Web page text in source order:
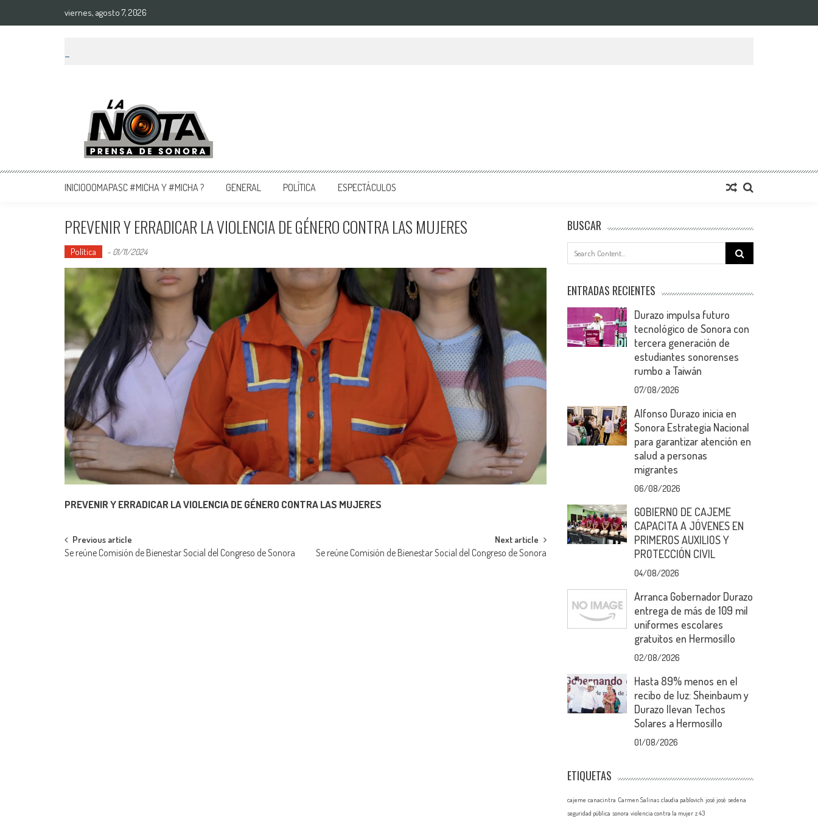
viernes, agosto 7, 2026
La Nota Prensa De Sonora
Noticias del día
INICIOOOMAPASC #MICHA Y #MICHA ? GENERAL POLÍTICA ESPECTÁCULOS
PREVENIR Y ERRADICAR LA VIOLENCIA DE GÉNERO CONTRA LAS MUJERES
Política - 01/11/2024
PREVENIR Y ERRADICAR LA VIOLENCIA DE GÉNERO CONTRA LAS MUJERES
Post
Previous article
Se reúne Comisión de Bienestar Social del Congreso de Sonora
Next article
Se reúne Comisión de Bienestar Social del Congreso de Sonora
BUSCAR
Search
for:
ENTRADAS RECIENTES
Durazo impulsa futuro
tecnológico de Sonora con
tercera generación de
estudiantes sonorenses
rumbo a Taiwán
07/08/2026
Alfonso Durazo inicia en
Sonora Estrategia Nacional
para garantizar atención en
salud a personas
migrantes
06/08/2026
GOBIERNO DE CAJEME
CAPACITA A JÓVENES EN
PRIMEROS AUXILIOS Y
PROTECCIÓN CIVIL
04/08/2026
Arranca Gobernador Durazo
entrega de más de 109 mil
uniformes escolares
gratuitos en Hermosillo
02/08/2026
Hasta 89% menos en el
recibo de luz: Sheinbaum y
Durazo llevan Techos
Solares a Hermosillo
01/08/2026
ETIQUETAS
cajeme canacintra Carmen Salinas claudia pablovich josé josé sedena
seguridad pública sonora violencia contra la mujer z 43